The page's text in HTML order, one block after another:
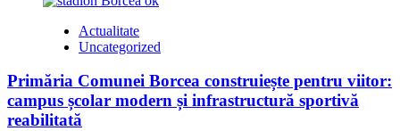
Actualitate
Uncategorized
Primăria Comunei Borcea construiește pentru viitor:
campus școlar modern și infrastructură sportivă
reabilitată